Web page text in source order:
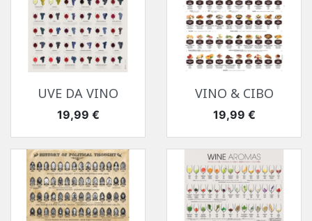
UVE DA VINO
Prezzo
19,99 €
VINO & CIBO
Prezzo
19,99 €